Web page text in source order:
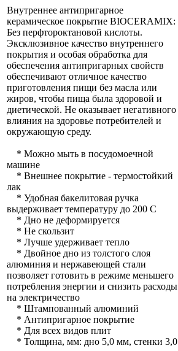
Внутреннее антипригарное
керамическое покрытие BIOCERAMIX:
Без перфтороктановой кислоты.
Эксклюзивное качество внутреннего
покрытия и особая обработка для
обеспечения антипригарных свойств
обеспечивают отличное качество
приготовления пищи без масла или
жиров, чтобы пища была здоровой и
диетической. Не оказывает негативного
влияния на здоровье потребителей и
окружающую среду.
* Можно мыть в посудомоечной
машине
* Внешнее покрытие - термостойкий
лак
* Удобная бакелитовая ручка
выдерживает температуру до 200 С
* Дно не деформируется
* Не скользит
* Лучше удерживает тепло
* Двойное дно из толстого слоя
алюминия и нержавеющей стали
позволяет готовить в режиме меньшего
потребления энергии и снизить расходы
на электричество
* Штампованный алюминий
* Антипригарное покрытие
* Для всех видов плит
* Толщина, мм: дно 5,0 мм, стенки 3,0